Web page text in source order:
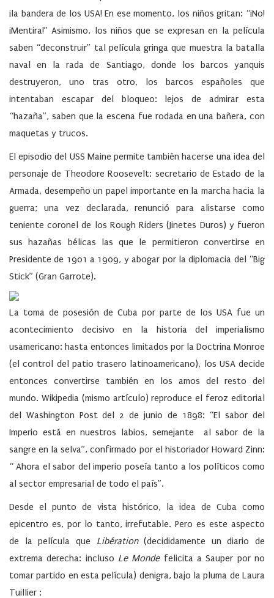
¡la bandera de los USA! En ese momento, los niños gritan: “¡No!
¡Mentira!” Asimismo, los niños que se expresan en la película
saben “deconstruir” tal película gringa que muestra la batalla
naval en la rada de Santiago, donde los barcos yanquis
destruyeron, uno tras otro, los barcos españoles que
intentaban escapar del bloqueo: lejos de admirar esta
“hazaña”, saben que la escena fue rodada en una bañera, con
maquetas y trucos.
El episodio del USS Maine permite también hacerse una idea del
personaje de Theodore Roosevelt: secretario de Estado de la
Armada, desempeño un papel importante en la marcha hacia la
guerra; una vez declarada, renunció para alistarse como
teniente coronel de los Rough Riders (Jinetes Duros) y fueron
sus hazañas bélicas las que le permitieron convertirse en
Presidente de 1901 a 1909, y abogar por la diplomacia del “Big
Stick” (Gran Garrote).
La toma de posesión de Cuba por parte de los USA fue un
acontecimiento decisivo en la historia del imperialismo
usamericano: hasta entonces limitados por la Doctrina Monroe
(el control del patio trasero latinoamericano), los USA decide
entonces convertirse también en los amos del resto del
mundo. Wikipedia (mismo artículo) reproduce el feroz editorial
del Washington Post del 2 de junio de 1898: “El sabor del
Imperio está en nuestros labios, semejante al sabor de la
sangre en la selva”, confirmado por el historiador Howard Zinn:
“ Ahora el sabor del imperio poseía tanto a los políticos como
al sector empresarial de todo el país”.
Desde el punto de vista histórico, la idea de Cuba como
epicentro es, por lo tanto, irrefutable. Pero es este aspecto
de la película que Libération(decididamente un diario de
extrema derecha: incluso Le Mondefelicita a Sauper por no
tomar partido en esta película) denigra, bajo la pluma de Laura
Tuillier :